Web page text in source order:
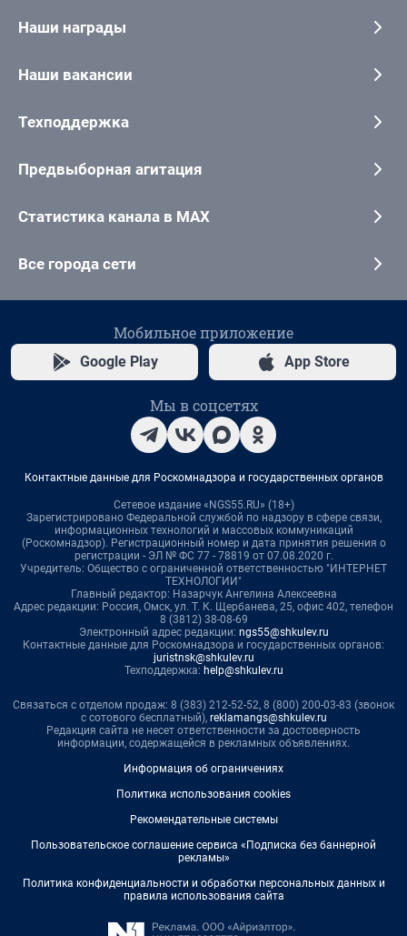
Наши награды
Наши вакансии
Техподдержка
Предвыборная агитация
Статистика канала в MAX
Все города сети
Мобильное приложение
Google Play App Store
Мы в соцсетях
Контактные данные для Роскомнадзора и государственных органов
Сетевое издание «NGS55.RU» (18+)
Зарегистрировано Федеральной службой по надзору в сфере связи,
информационных технологий и массовых коммуникаций
(Роскомнадзор). Регистрационный номер и дата принятия решения о
регистрации - ЭЛ № ФС 77 - 78819 от 07.08.2020 г.
Учредитель: Общество с ограниченной ответственностью "ИНТЕРНЕТ
ТЕХНОЛОГИИ"
Главный редактор: Назарчук Ангелина Алексеевна
Адрес редакции: Россия, Омск, ул. Т. К. Щербанева, 25, офис 402, телефон
8 (3812) 38-08-69
Электронный адрес редакции: ngs55@shkulev.ru
Контактные данные для Роскомнадзора и государственных органов:
juristnsk@shkulev.ru
Техподдержка: help@shkulev.ru
Связаться с отделом продаж: 8 (383) 212-52-52, 8 (800) 200-03-83 (звонок
с сотового бесплатный), reklamangs@shkulev.ru
Редакция сайта не несет ответственности за достоверность
информации, содержащейся в рекламных объявлениях.
Информация об ограничениях
Политика использования cookies
Рекомендательные системы
Пользовательское соглашение сервиса «Подписка без баннерной
рекламы»
Политика конфиденциальности и обработки персональных данных и
правила использования сайта